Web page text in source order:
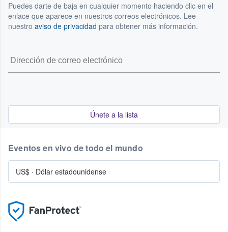
Puedes darte de baja en cualquier momento haciendo clic en el
enlace que aparece en nuestros correos electrónicos. Lee
nuestro aviso de privacidad para obtener más información.
Únete a la lista
Eventos en vivo de todo el mundo
US$ · Dólar estadounidense